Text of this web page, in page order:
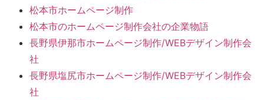
松本市ホームページ制作
松本市のホームページ制作会社の企業物語
長野県伊那市ホームページ制作/WEBデザイン制作会
社
長野県塩尻市ホームページ制作/WEBデザイン制作会
社